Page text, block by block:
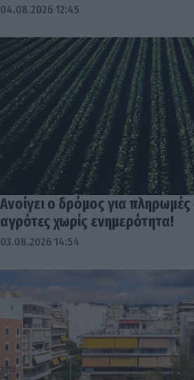
04.08.2026 12:45
Ανοίγει ο δρόμος για
αγρότες χωρίς ενημερότητα!
03.08.2026 14:54